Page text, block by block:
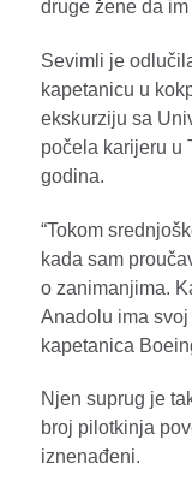
druge žene da
Sevimli je
kapetanicu u
ekskurziju sa
počela karijeru u
godina.
“Tokom
kada sam
o zanimanjima.
Anadolu ima
kapetanica
Njen suprug je
broj pilotkinja
iznenađeni.